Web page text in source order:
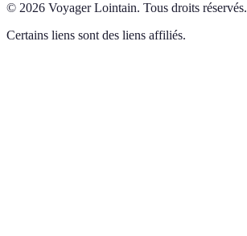
© 2026 Voyager Lointain. Tous droits réservés.
Certains liens sont des liens affiliés.